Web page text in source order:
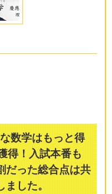
数学はもっと得
得！入試本番も
だった総合点は共
ました。